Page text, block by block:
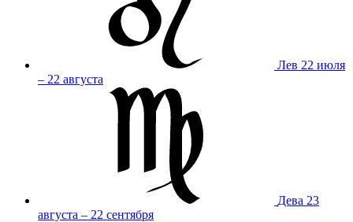
Лев 22 июля
– 22 августа
Дева 23
августа – 22 сентября